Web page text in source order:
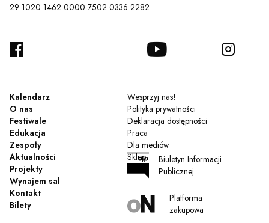
29 1020 1462 0000 7502 0336 2282
FACEBOOK YOUTUBE
Kalendarz
O nas
Festiwale
Edukacja
Zespoły
Aktualności
Projekty
Wynajem sal
Kontakt
Bilety
Wesprzyj nas!
Polityka prywatności
Deklaracja dostępności
Praca
Dla mediów
Sklep
Biuletyn Informacji
Publicznej
Platforma
zakupowa